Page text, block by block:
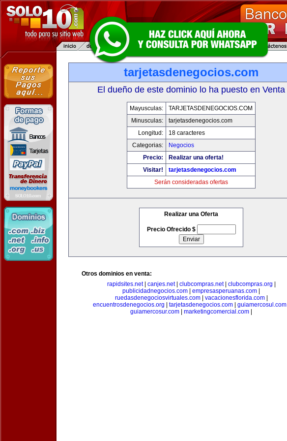
tarjetasdenegocios.com
El dueño de este dominio lo ha puesto en Venta
Mayusculas:
TARJETASDENEGOCIOS.COM
Minusculas:
tarjetasdenegocios.com
Longitud:
18 caracteres
Categorias:
Negocios
Precio:
Realizar una oferta!
Visitar!
tarjetasdenegocios.com
Serán consideradas ofertas
Realizar una Oferta
Precio Ofrecido $
Otros dominios en venta:
rapidsites.net| canjes.net| clubcompras.net| clubcompras.org
publicidadnegocios.com
empresasperuanas.com
ruedasdenegociosvirtuales.com| vacacionesflorida.com|
encuentrosdenegocios.org
tarjetasdenegocios.com guiamercosul.com
guiamercosur.com
marketingcomercial.com